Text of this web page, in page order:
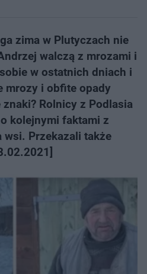
zima w Plutyczach nie
walczą z mrozami i
w ostatnich dniach i
mrozy i obfite opady
znaki? Rolnicy z Podlasia
kolejnymi faktami z
wsi. Przekazali także